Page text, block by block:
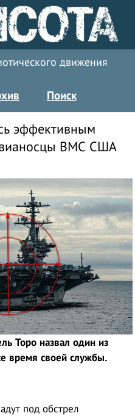
движения
Поиск
эффективным
ВМС США
Торо назвал один из
время своей службы.
под обстрел